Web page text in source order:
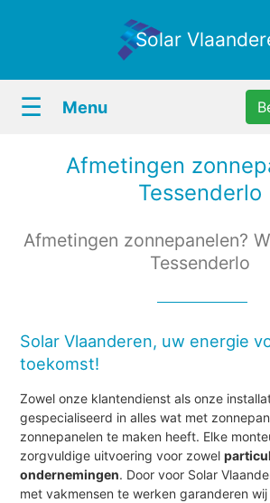
Solar
☰ Menu
Afmetingen
Tessenderlo
Afmetingen zonnepanelen?
Tessenderlo
Solar Vlaanderen, uw energie
toekomst!
Zowel onze klantendienst als onze
gespecialiseerd in alles wat met
zonnepanelen te maken heeft. Elke
zorgvuldige uitvoering voor zowel
ondernemingen. Door voor Solar
met vakmensen te werken garanderen